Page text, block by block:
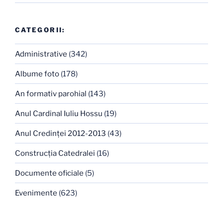
CATEGORII:
Administrative (342)
Albume foto (178)
An formativ parohial (143)
Anul Cardinal Iuliu Hossu (19)
Anul Credinţei 2012-2013 (43)
Construcţia Catedralei (16)
Documente oficiale (5)
Evenimente (623)